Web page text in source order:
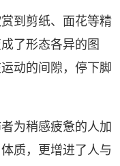
到剪纸、面花等精
了形态各异的图
动的间隙，停下脚
为稍感疲惫的人加
质，更增进了人与